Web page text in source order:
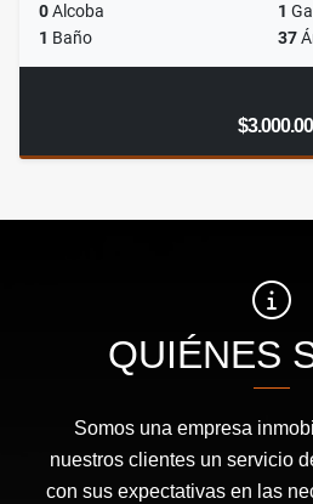
0Alcoba 1
1 Baño 37
QUIÉNES
Somos una empresa
nuestros clientes un servicio
con sus expectativas en las